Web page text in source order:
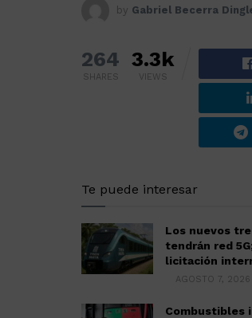
by Gabriel Becerra
264
SHARES
3.3k
VIEWS
Te puede interesar
Los nuevos
tendrán red
licitación
AGOSTO 7, 2026
Combustibles